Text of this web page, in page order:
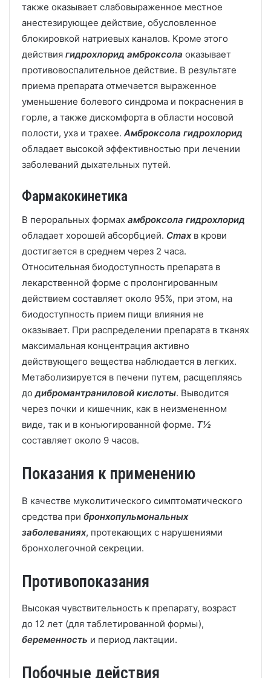
также оказывает слабовыраженное местное
анестезирующее действие, обусловленное
блокировкой натриевых каналов. Кроме этого
действия гидрохлорид амброксола оказывает
противовоспалительное действие. В результате
приема препарата отмечается выраженное
уменьшение болевого синдрома и покраснения в
горле, а также дискомфорта в области носовой
полости, уха и трахее. Амброксола гидрохлорид
обладает высокой эффективностью при лечении
заболеваний дыхательных путей.
Фармакокинетика
В пероральных формах амброксола гидрохлорид
обладает хорошей абсорбцией. Cmaxв крови
достигается в среднем через 2 часа.
Относительная биодоступность препарата в
лекарственной форме с пролонгированным
действием составляет около 95%, при этом, на
биодоступность прием пищи влияния не
оказывает. При распределении препарата в тканях
максимальная концентрация активно
действующего вещества наблюдается в легких.
Метаболизируется в печени путем, расщепляясь
додибромантраниловой кислоты. Выводится
через почки и кишечник, как в неизмененном
виде, так и в конъюгированной форме. T½
составляет около 9 часов.
Показания к применению
В качестве муколитического симптоматического
средства при бронхопульмональных
заболеваниях, протекающих с нарушениями
бронхолегочной секреции.
Противопоказания
Высокая чувствительность к препарату, возраст
до 12 лет (для таблетированной формы),
беременность и период лактации.
Побочные действия